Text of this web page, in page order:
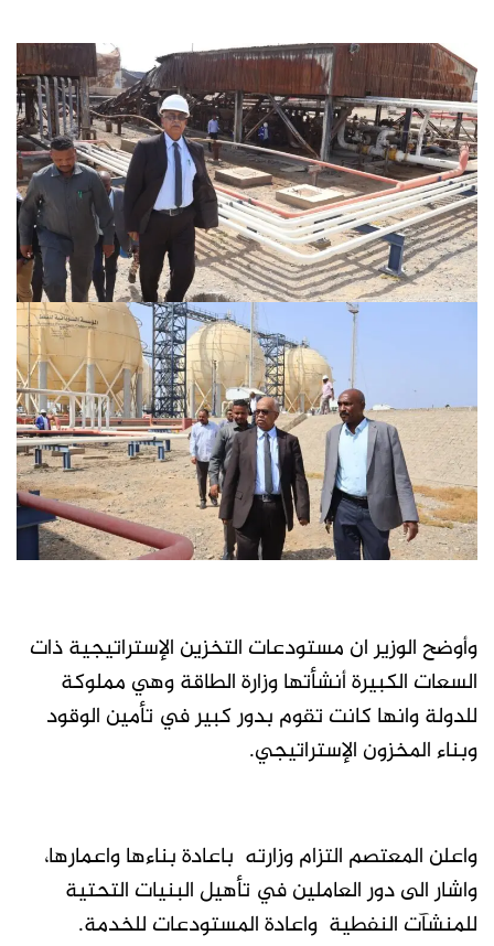
وأوضح الوزير ان مستودعات التخزين الإستراتيجية ذات
السعات الكبيرة أنشأتها وزارة الطاقة وهي مملوكة
للدولة وانها كانت تقوم بدور كبير في تأمين الوقود
وبناء المخزون الإستراتيجي.
واعلن المعتصم التزام وزارته باعادة بناءها واعمارها،
واشار الى دور العاملين في تأهيل البنيات التحتية
للمنشآت النفطية واعادة المستودعات للخدمة.